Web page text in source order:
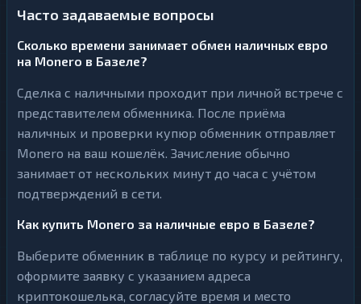
Часто задаваемые вопросы
Сколько времени занимает обмен наличных евро
на Monero в Базеле?
Сделка с наличными проходит при личной встрече с
представителем обменника. После приёма
наличных и проверки купюр обменник отправляет
Monero на ваш кошелёк. Зачисление обычно
занимает от нескольких минут до часа с учётом
подтверждений в сети.
Как купить Monero за наличные евро в Базеле?
Выберите обменник в таблице по курсу и рейтингу,
оформите заявку с указанием адреса
криптокошелька, согласуйте время и место